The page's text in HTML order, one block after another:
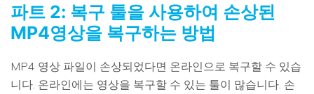
파트 2: 복구 툴을 사용하여 손상된
MP4영상을 복구하는 방법
MP4 영상 파일이 손상되었다면 온라인으로 복구할 수 있습
니다. 온라인에는 영상을 복구할 수 있는 툴이 많습니다. 손